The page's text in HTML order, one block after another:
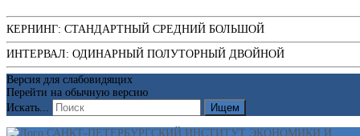
КЕРНИНГ: СТАНДАРТНЫЙ СРЕДНИЙ БОЛЬШОЙ
ИНТЕРВАЛ: ОДИНАРНЫЙ ПОЛУТОРНЫЙ ДВОЙНОЙ
Версия для слабовидящих
Перейти на обычную версию
Искать...
Ищем